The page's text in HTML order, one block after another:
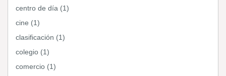
centro de día (1)
cine (1)
clasificación (1)
colegio (1)
comercio (1)